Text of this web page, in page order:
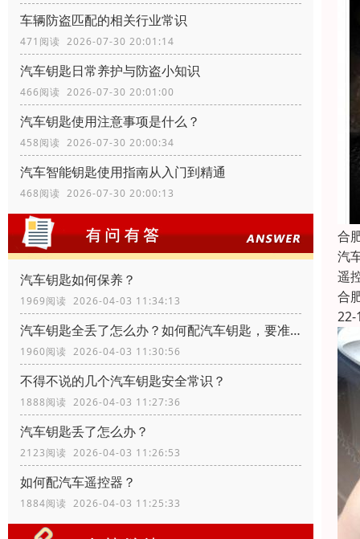
车辆防盗匹配的相关行业常识
471阅读 2026-07-30 20:01:14
汽车钥匙日常养护与防盗小知识
466阅读 2026-07-30 20:01:00
汽车钥匙使用注意事项是什么？
458阅读 2026-07-30 20:00:34
汽车智能钥匙使用指南从入门到精通
468阅读 2026-07-30 20:00:13
汽车钥匙如何保养？
1969阅读 2026-04-03 11:34:13
汽车钥匙全丢了怎么办？如何配汽车钥匙，要准备什么资料？
1960阅读 2026-04-03 11:30:56
不得不说的几个汽车钥匙安全常识？
1888阅读 2026-04-03 11:27:36
汽车钥匙丢了怎么办？
2123阅读 2026-04-03 11:26:53
如何配汽车遥控器？
1884阅读 2026-04-03 11:25:33
合
汽
遥
合
22-